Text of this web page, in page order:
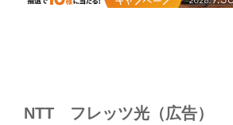
NTT フレッツ光（広告）